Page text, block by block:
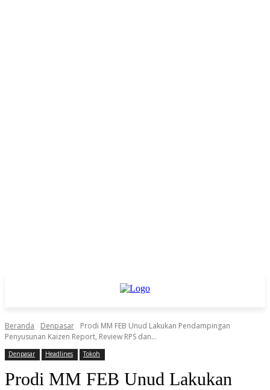
Beranda Denpasar
Prodi MM FEB Unud Lakukan Pendampingan
Penyusunan Kaizen Report, Review RPS dan...
Denpasar Headlines Tokoh
Prodi MM FEB Unud Lakukan